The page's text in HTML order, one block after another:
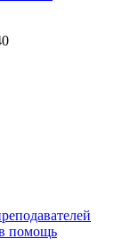
помощь